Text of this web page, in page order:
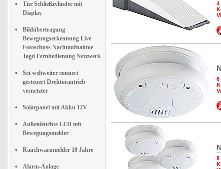
Tür Schließzylinder mit
Display
Bildübertragung
Bewegungserkennung Live
Fotoschuss Nachtaufnahme
Jagd Fernbedienung Netzwerk
Set weltweiter connect
gesteuert Drehtorantrieb
vernetzter
Solarpanel mit Akku 12V
Außenleuchte LED mit
Bewegungsmelder
Rauchwarnmelder 10 Jahre
Alarm-Anlage
4
6
8